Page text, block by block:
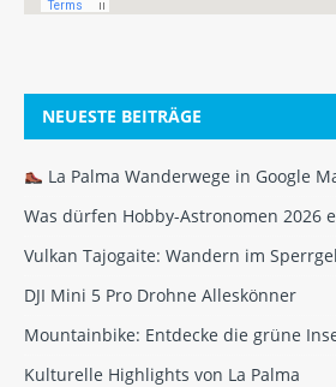
NEUESTE BEITRÄGE
La Palma Wanderwege in Google
Was dürfen Hobby-Astronomen 2026
Vulkan Tajogaite: Wandern im
DJI Mini 5 Pro Drohne Alleskönner
Mountainbike: Entdecke die grüne
Kulturelle Highlights von La Palma